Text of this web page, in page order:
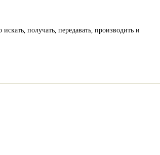
получать, передавать, производить и